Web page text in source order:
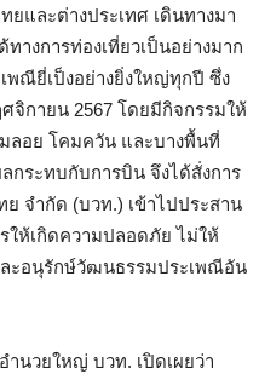
ยและต่างประเทศ เดินทางมา
ทางการท่องเที่ยวเป็นอย่างมาก
พณียี่เป็งอย่างยิ่งใหญ่ทุกปี ซึ่ง
จิกายน 2567 โดยมีกิจกรรมให้
ลอย โคมควัน และบางพื้นที่
กระทบกับการบิน จึงได้สั่งการ
จำกัด (บวท.) เข้าไปประสาน
ให้เกิดความปลอดภัย ไม่ให้
ะอนุรักษ์วัฒนธรรมประเพณีอัน
นวยใหญ่ บวท. เปิดเผยว่า